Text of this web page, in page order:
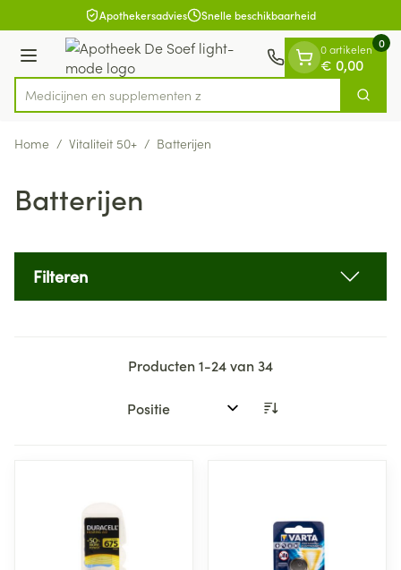
Ga naar de inhoudApothekersadvies Snelle beschikbaarheid
Menu
Product, merk, categorie...
Medicijnen Zoek
0 artikelen
€ 0,00
0
Home / Vitaliteit 50+ / Batterijen
Batterijen
Filteren
Producten1-24van34
Sorteer op: